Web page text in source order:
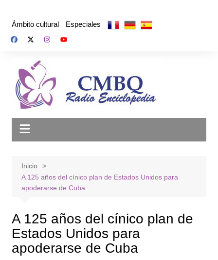
Ámbito cultural Especiales
Inicio
A 125 años del cínico plan de Estados Unidos para
apoderarse de Cuba
A 125 años del cínico plan de
Estados Unidos para
apoderarse de Cuba